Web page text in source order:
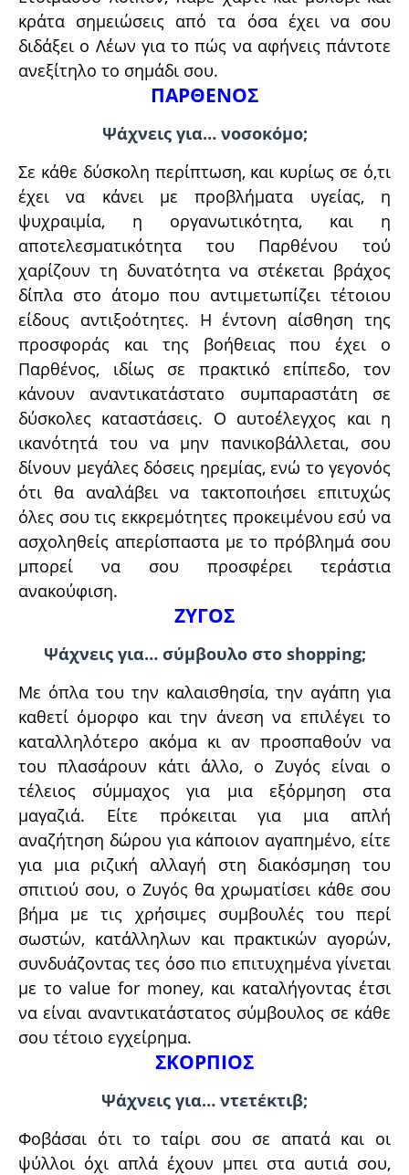
κράτα σημειώσεις από τα όσα έχει να σου
διδάξει ο Λέων για το πώς να αφήνεις πάντοτε
ανεξίτηλο το σημάδι σου.
ΠΑΡΘΕΝΟΣ
Ψάχνεις για… νοσοκόμο;
Σε κάθε δύσκολη περίπτωση, και κυρίως σε ό,τι
έχει να κάνει με προβλήματα υγείας, η
ψυχραιμία, η οργανωτικότητα, και η
αποτελεσματικότητα του Παρθένου τού
χαρίζουν τη δυνατότητα να στέκεται βράχος
δίπλα στο άτομο που αντιμετωπίζει τέτοιου
είδους αντιξοότητες. Η έντονη αίσθηση της
προσφοράς και της βοήθειας που έχει ο
Παρθένος, ιδίως σε πρακτικό επίπεδο, τον
κάνουν αναντικατάστατο συμπαραστάτη σε
δύσκολες καταστάσεις. Ο αυτοέλεγχος και η
ικανότητά του να μην πανικοβάλλεται, σου
δίνουν μεγάλες δόσεις ηρεμίας, ενώ το γεγονός
ότι θα αναλάβει να τακτοποιήσει επιτυχώς
όλες σου τις εκκρεμότητες προκειμένου εσύ να
ασχοληθείς απερίσπαστα με το πρόβλημά σου
μπορεί να σου προσφέρει τεράστια
ανακούφιση.
ΖΥΓΟΣ
Ψάχνεις για… σύμβουλο στο shopping;
Με όπλα του την καλαισθησία, την αγάπη για
καθετί όμορφο και την άνεση να επιλέγει το
καταλληλότερο ακόμα κι αν προσπαθούν να
του πλασάρουν κάτι άλλο, ο Ζυγός είναι ο
τέλειος σύμμαχος για μια εξόρμηση στα
μαγαζιά. Είτε πρόκειται για μια απλή
αναζήτηση δώρου για κάποιον αγαπημένο, είτε
για μια ριζική αλλαγή στη διακόσμηση του
σπιτιού σου, ο Ζυγός θα χρωματίσει κάθε σου
βήμα με τις χρήσιμες συμβουλές του περί
σωστών, κατάλληλων και πρακτικών αγορών,
συνδυάζοντας τες όσο πιο επιτυχημένα γίνεται
με το value for money, και καταλήγοντας έτσι
να είναι αναντικατάστατος σύμβουλος σε κάθε
σου τέτοιο εγχείρημα.
ΣΚΟΡΠΙΟΣ
Ψάχνεις για… ντετέκτιβ;
Φοβάσαι ότι το ταίρι σου σε απατά και οι
ψύλλοι όχι απλά έχουν μπει στα αυτιά σου,